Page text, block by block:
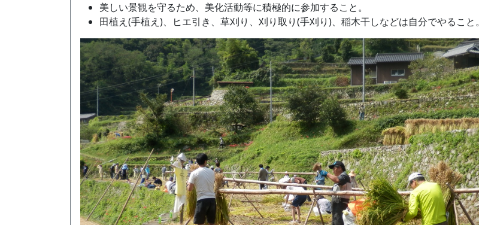
美しい景観を守るため、美化活動等に積極的に参加すること。
田植え(手植え)、ヒエ引き、草刈り、刈り取り(手刈り)、稲木干しなどは自分でやること。